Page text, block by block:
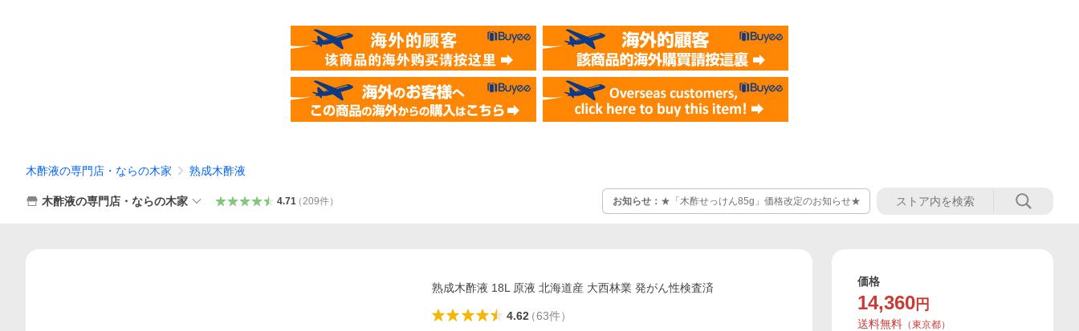
木酢液の専門店・ならの木家 熟成木酢液
木酢液の専門店・ならの木家 4.71（209件） お知らせ： ★「木酢せっけん85g」価格改定のお知らせ★
熟成木酢液 18L 原液 北海道産 大西林業 発がん性検査済
4.62（63件）
価格
14,360 円
送料無料 （東京都）